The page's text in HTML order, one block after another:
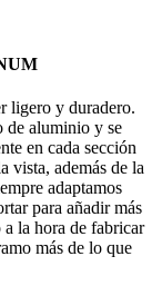
ligero y duradero.
de aluminio y se
en cada sección
vista, además de la
adaptamos
para añadir más
la hora de fabricar
más de lo que